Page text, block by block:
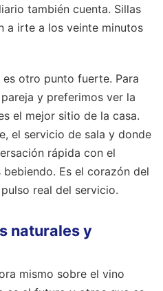
también cuenta. Sillas
a irte a los veinte minutos
otro punto fuerte. Para
y preferimos ver la
el mejor sitio de la casa.
el servicio de sala y donde
rápida con el
Es el corazón del
real del servicio.
naturales y
mismo sobre el vino